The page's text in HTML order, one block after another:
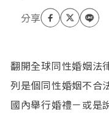
翻開全球同性婚姻法
列是個同性婚姻不合
國內舉行婚禮－或是